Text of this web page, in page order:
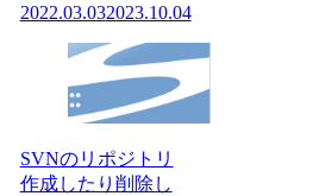
2022.03.032023.10.04
SVNのリポジトリ
作成したり削除し